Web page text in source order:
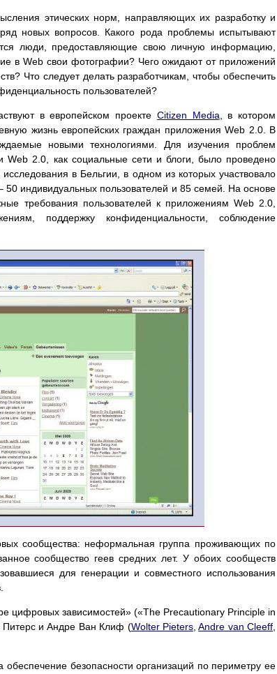
этических норм, направляющих их разработку и
новых вопросов. Какого рода проблемы испытывают
люди, предоставляющие свою личную информацию,
в Web свои фотографии? Чего ожидают от приложений
Что следует делать разработчикам, чтобы обеспечить
пользователей?
в европейском проекте Citizen Media , в котором
жизнь европейских граждан приложения Web 2.0. В
новыми технологиями. Для изучения проблем
Web 2.0, как социальные сети и блоги, было проведено
в Бельгии, в одном из которых участвовало
индивидуальных пользователей и 85 семей. На основе
требования пользователей к приложениям Web 2.0,
поддержку конфиденциальности, соблюдение
сообщества: неформальная группа проживающих по
сообщество геев средних лет. У обоих сообществ
для генерации и совместного использования
цифровых зависимостей» («The Precautionary Principle in
Питерс и Андре Ван Клиф (Wolter Pieters,Andre van Cleeff
безопасности организаций по периметру ее